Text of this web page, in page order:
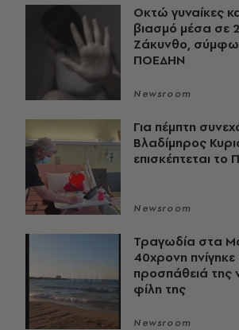
Οκτώ γυναίκες
βιασμό μέσα σε
Ζάκυνθο,
ΠΟΕΔΗΝ
Newsroom
Για πέμπτη
Βλαδίμηρος
επισκέπτεται το
Newsroom
Τραγωδία στα
40χρονη πνίγηκε
προσπάθειά της
φίλη της
Newsroom